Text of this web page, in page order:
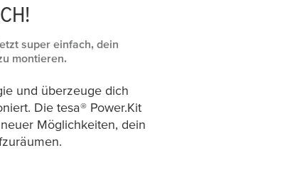
super einfach, dein
montieren.
und überzeuge dich
Die tesa® Power.Kit
Möglichkeiten, dein